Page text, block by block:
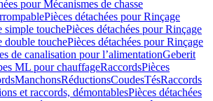
pour Mécanismes de chasse
Pièces détachées pour Rinçage
simple touchePièces détachées pour Rinçage
double touchePièces détachées pour Rinçage
de canalisation pour l’alimentationGeberit
ML pour chauffageRaccordsPièces
ManchonsRéductionsCoudesTésRaccords
et raccords, démontablesPièces détachées